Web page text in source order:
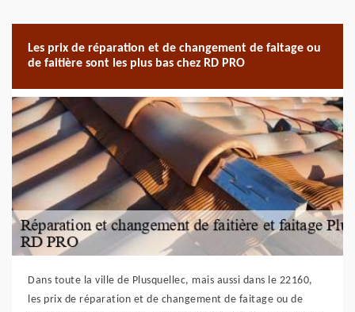
Les prix de réparation et de changement de faitage ou
de faitière sont les plus bas chez RD PRO
Dans toute la ville de Plusquellec, mais aussi dans le 22160,
les prix de réparation et de changement de faitage ou de